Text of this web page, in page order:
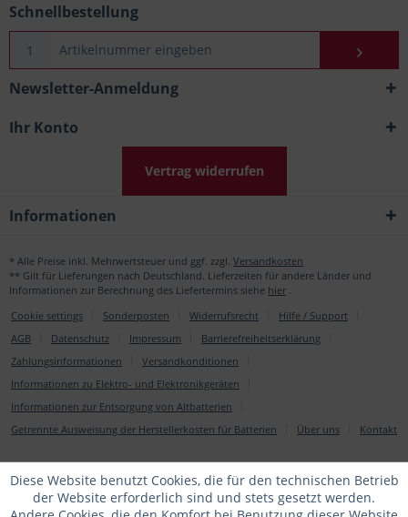
Schnellbestellung
Newsletter-Anmeldung
Ihr Konto
Vertrag widerrufen
Informationen
* Alle Preise inkl. Mehrwertsteuer und ggf. zzgl. Versandkosten
** Gilt für Lieferungen nach Deutschland. Lieferzeiten für andere Länder und
Informationen zur Berechnung des Liefertermins siehe hier
Cookie settings
Sonderposten Widerrufsrecht
Hilfe / Support
AGB
Datenschutz Impressum
Barrierefreiheitserklärung
Zahlungsinformationen
Versandkonditionen
Informationen zu Elektro- und Elektronikgeräten
Informationen zur Entsorgung von Altbatterien
Getrennte Ausweisung der Herstellerkosten für Batterien
Über uns Kontakt
Diese Website benutzt Cookies, die für den technischen Betrieb
der Website erforderlich sind und stets gesetzt werden.